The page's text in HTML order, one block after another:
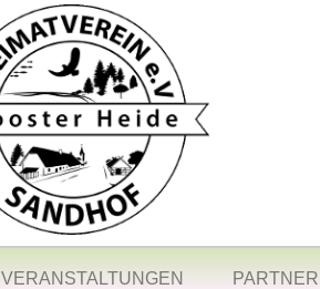
VERANSTALTUNGEN PARTNER